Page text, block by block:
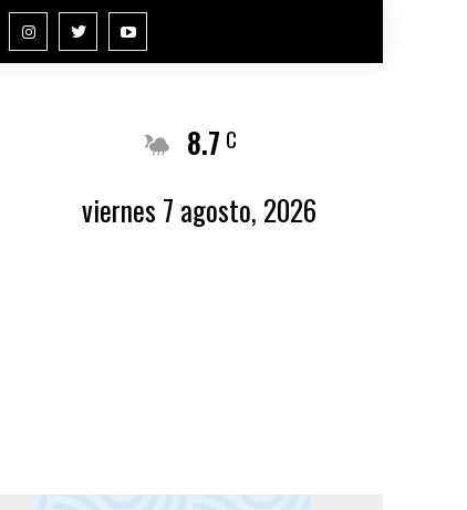
8.7 C
viernes 7 agosto, 2026